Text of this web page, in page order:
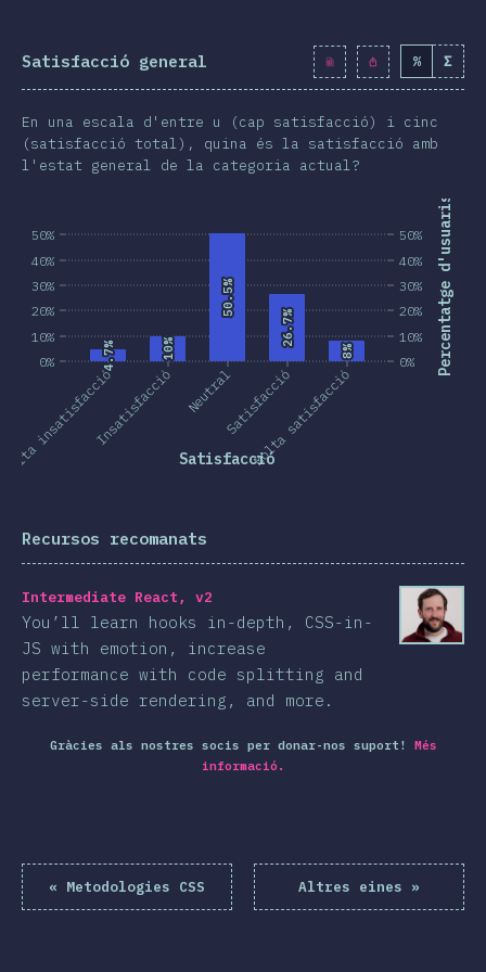
Satisfacció general % Σ
En una escala d'entre u (cap satisfacció) i cinc
(satisfacció total), quina és la satisfacció amb
l'estat general de la categoria actual?
0%
10%
20%
30%
40%
50% Percentatge d'usuaris
Molta insatisfaccióInsatisfacció NeutralSatisfacció
Molta satisfacció
Satisfacció
0%
10%
20%
30%
40%
50%
4.7%
4.7% 10%
10%
50.5%
50.5%
26.7%
26.7%
8%
8%
Recursos recomanats
Intermediate React, v2
You’ll learn hooks in-depth, CSS-in-
JS with emotion, increase
performance with code splitting and
server-side rendering, and more.
Gràcies als nostres socis per donar-nos suport!
Més
informació.
« Metodologies CSS Altres eines »